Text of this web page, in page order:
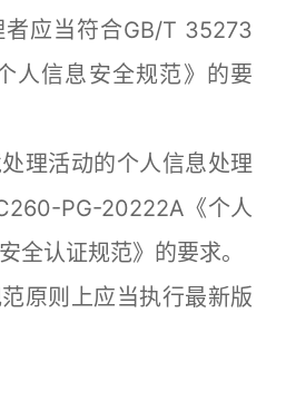
应当符合GB/T 35273
人信息安全规范》的要
活动的个人信息处理
PG-20222A《个人
全认证规范》的要求。
则上应当执行最新版